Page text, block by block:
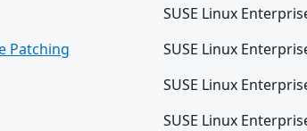
SUSE Linux
Patching
SUSE Linux
SUSE Linux
SUSE Linux